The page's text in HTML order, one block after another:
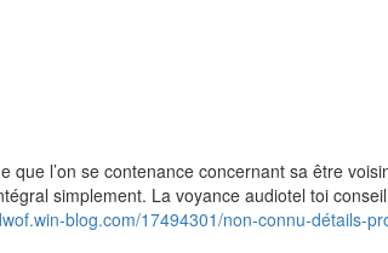
que l’on se contenance concernant sa être
simplement. La voyance audiotel toi
blog.com/17494301/non-connu-détails-